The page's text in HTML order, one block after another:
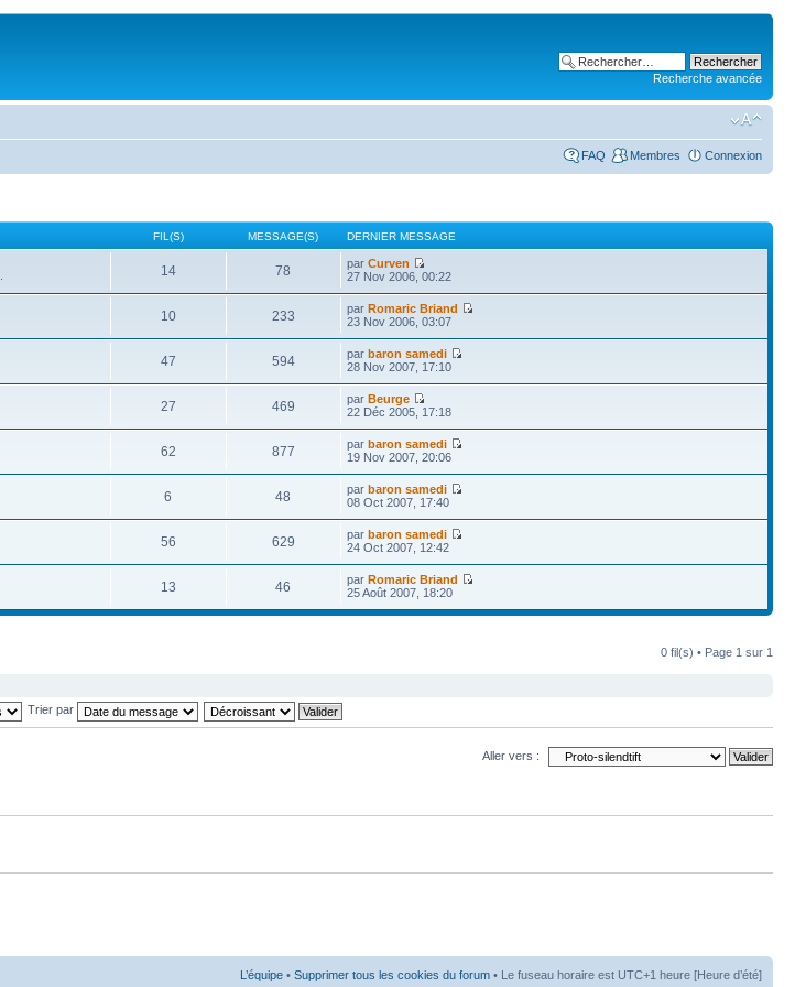
Recherche avancée
FAQ Membres Connexion
FIL(S) MESSAGE(S) DERNIER MESSAGE
14 78 parCurven
27 Nov 2006, 00:22
10 233 parRomaric Briand
23 Nov 2006, 03:07
47 594 parbaron samedi
28 Nov 2007, 17:10
27 469 parBeurge
22 Déc 2005, 17:18
62 877 parbaron samedi
19 Nov 2007, 20:06
6 48 parbaron samedi
08 Oct 2007, 17:40
56 629 parbaron samedi
24 Oct 2007, 12:42
13 46 parRomaric Briand
25 Août 2007, 18:20
0 fil(s) • Page 1 sur 1
Trier par
Aller vers :
L’équipe • Supprimer tous les cookies du forum • Le fuseau horaire est UTC+1 heure [Heure d’été]